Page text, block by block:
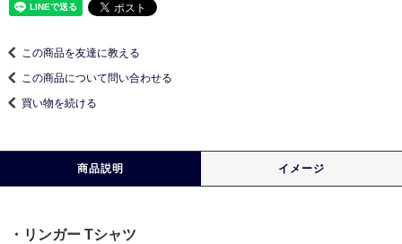
この商品を友達に教える
この商品について問い合わせる
買い物を続ける
商品説明 イメージ
・リンガー Tシャツ